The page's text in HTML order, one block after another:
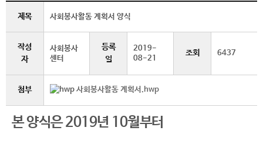
제목 사회봉사활동 계획서 양식
작성
자
사회봉사
센터
등록
일
2019-
08-21
조회 6437
첨부 사회봉사활동 계획서.hwp
본 양식은 2019년 10월부터